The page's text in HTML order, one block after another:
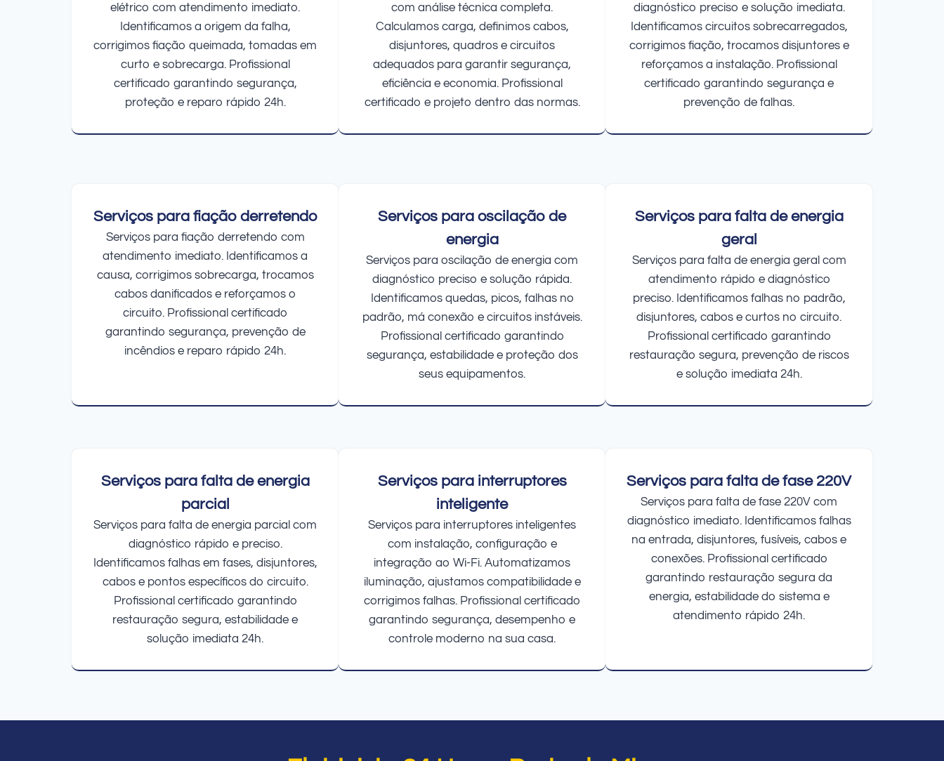
elétrico com atendimento imediato.
Identificamos a origem da falha,
corrigimos fiação queimada, tomadas em
curto e sobrecarga. Profissional
certificado garantindo segurança,
proteção e reparo rápido 24h.
com análise técnica completa.
Calculamos carga, definimos cabos,
disjuntores, quadros e circuitos
adequados para garantir segurança,
eficiência e economia. Profissional
certificado e projeto dentro das normas.
diagnóstico preciso e solução imediata.
Identificamos circuitos sobrecarregados,
corrigimos fiação, trocamos disjuntores e
reforçamos a instalação. Profissional
certificado garantindo segurança e
prevenção de falhas.
Serviços para fiação derretendo
Serviços para fiação derretendo com
atendimento imediato. Identificamos a
causa, corrigimos sobrecarga, trocamos
cabos danificados e reforçamos o
circuito. Profissional certificado
garantindo segurança, prevenção de
incêndios e reparo rápido 24h.
Serviços para oscilação de
energia
Serviços para oscilação de energia com
diagnóstico preciso e solução rápida.
Identificamos quedas, picos, falhas no
padrão, má conexão e circuitos instáveis.
Profissional certificado garantindo
segurança, estabilidade e proteção dos
seus equipamentos.
Serviços para falta de energia
geral
Serviços para falta de energia geral com
atendimento rápido e diagnóstico
preciso. Identificamos falhas no padrão,
disjuntores, cabos e curtos no circuito.
Profissional certificado garantindo
restauração segura, prevenção de riscos
e solução imediata 24h.
Serviços para falta de energia
parcial
Serviços para falta de energia parcial com
diagnóstico rápido e preciso.
Identificamos falhas em fases, disjuntores,
cabos e pontos específicos do circuito.
Profissional certificado garantindo
restauração segura, estabilidade e
solução imediata 24h.
Serviços para interruptores
inteligente
Serviços para interruptores inteligentes
com instalação, configuração e
integração ao Wi-Fi. Automatizamos
iluminação, ajustamos compatibilidade e
corrigimos falhas. Profissional certificado
garantindo segurança, desempenho e
controle moderno na sua casa.
Serviços para falta de fase 220V
Serviços para falta de fase 220V com
diagnóstico imediato. Identificamos falhas
na entrada, disjuntores, fusíveis, cabos e
conexões. Profissional certificado
garantindo restauração segura da
energia, estabilidade do sistema e
atendimento rápido 24h.